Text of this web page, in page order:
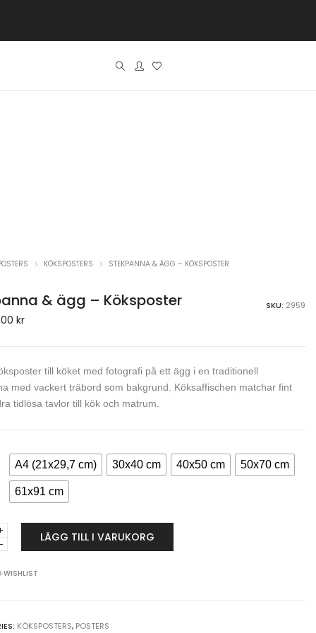
KÖKSPOSTERS STEKPANNA & ÄGG – KÖKSPOSTER
& ägg – Köksposter
kr
SKU: 2959
till köket med fotografi på ett ägg i en traditionell
med vackert träbord som bakgrund. Köksaffischen matchar fint
tidlösa tavlor till kök och matrum.
A4 (21x29,7 cm) 30x40 cm 40x50 cm 50x70 cm
61x91 cm
LÄGG TILL I VARUKORG
WISHLIST
KÖKSPOSTERS, POSTERS